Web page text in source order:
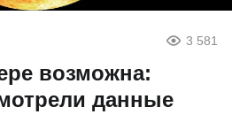
3 581
возможна:
данные